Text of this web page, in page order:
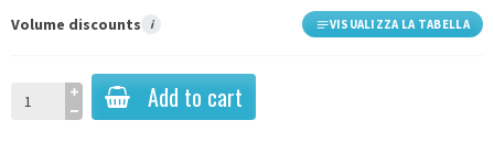
Volume discounts i VISUALIZZA LA TABELLA
Add to cart